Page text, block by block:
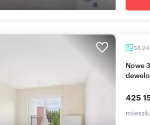
58,24
Nowe 3-pokojowe mieszkanie z balkonem, stan
425